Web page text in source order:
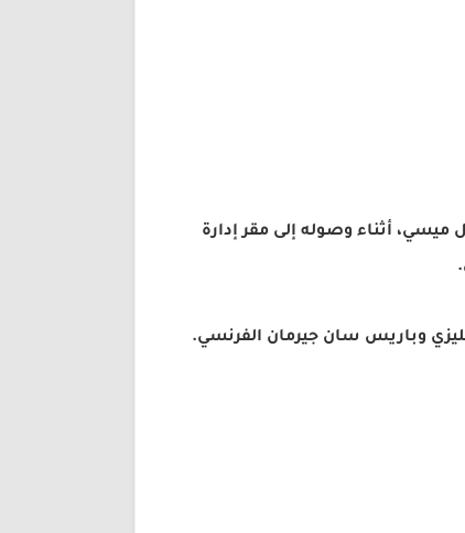
ميسي، أثناء وصوله إلى مقر إدارة
وباريس سان جيرمان الفرنسي.